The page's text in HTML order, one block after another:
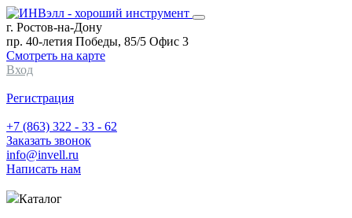
г. Ростов-на-Дону
пр. 40-летия Победы, 85/5 Офис 3
Смотреть на карте
Вход
Регистрация
+7 (863) 322 - 33 - 62
Заказать звонок
info@invell.ru
Написать нам
Каталог